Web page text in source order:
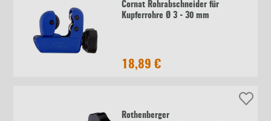
Cornat Rohrabschneider für
Kupferrohre Ø 3 - 30 mm
18,89 €
Rothenberger